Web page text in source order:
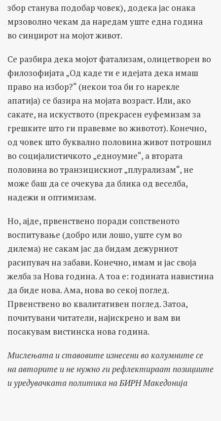
збор станува подобар човек), додека јас онака
мрзоволно чекам да наредам уште една година
во синџирот на мојот живот.
Се разбира дека мојот фатализам, олицетворен во
филозофијата „Од каде ти е идејата дека имаш
право на избор?“ (некои тоа би го нарекле
апатија) се базира на мојата возраст. Или, ако
сакате, на искуството (прекрасен еуфемизам за
грешките што ги правевме во животот). Конечно,
од човек што буквално половина живот потрошил
во социјалистичкото „едноумие“, а втората
половина во транзицискиот „плурализам“, не
може баш да се очекува да блика од веселба,
надежи и оптимизам.
Но, ајде, првенствено поради сопственото
воспитување (добро или лошо, уште сум во
дилема) не сакам јас да бидам дежурниот
расипувач на забави. Конечно, имам и јас своја
желба за Нова година. А тоа е: годината навистина
да биде нова. Ама, нова во секој поглед.
Првенствено во квалитативен поглед. Затоа,
почитувани читатели, најискрено и вам ви
посакувам вистинска нова година.
Мислењата и ставовите изнесени во колумните се
на авторите и не нужно ги рефлектираат позициите
и уредувачката политика на БИРН Македонија